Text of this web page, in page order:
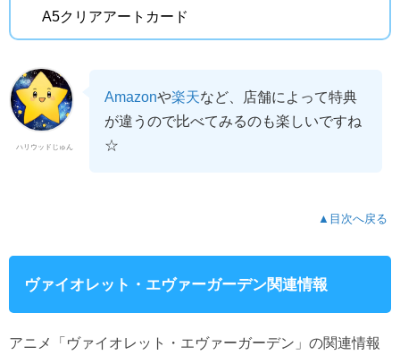
A5クリアアートカード
ハリウッドじゅん
Amazonや楽天など、店舗によって特典
が違うので比べてみるのも楽しいですね
☆
▲目次へ戻る
ヴァイオレット・エヴァーガーデン関連情報
アニメ「ヴァイオレット・エヴァーガーデン」の関連情報